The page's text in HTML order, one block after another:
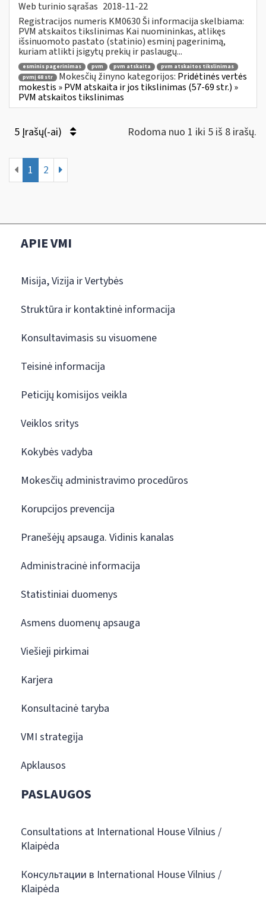
Web turinio sąrašas 2018-11-22
Registracijos numeris KM0630 Ši informacija skelbiama:
PVM atskaitos tikslinimas Kai nuomininkas, atlikęs
išsinuomoto pastato (statinio) esminį pagerinimą,
kuriam atlikti įsigytų prekių ir paslaugų...
esminis pagerinimas pvm pvm atskaita
pvm atskaitos tikslinimas
pvmį 68 str
Mokesčių žinyno kategorijos: Pridėtinės vertės
mokestis » PVM atskaita ir jos tikslinimas (57-69 str.) »
PVM atskaitos tikslinimas
5 Įrašų(-ai) Rodoma nuo 1 iki 5 iš 8 irašų.
1 2
APIE VMI
Misija, Vizija ir Vertybės
Struktūra ir kontaktinė informacija
Konsultavimasis su visuomene
Teisinė informacija
Peticijų komisijos veikla
Veiklos sritys
Kokybės vadyba
Mokesčių administravimo procedūros
Korupcijos prevencija
Pranešėjų apsauga. Vidinis kanalas
Administracinė informacija
Statistiniai duomenys
Asmens duomenų apsauga
Viešieji pirkimai
Karjera
Konsultacinė taryba
VMI strategija
Apklausos
PASLAUGOS
Consultations at International House Vilnius /
Klaipėda
Консультации в International House Vilnius /
Klaipėda